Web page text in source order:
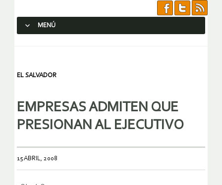
MENÚ
EL SALVADOR
EMPRESAS ADMITEN QUE
PRESIONAN AL EJECUTIVO
15 ABRIL, 2008